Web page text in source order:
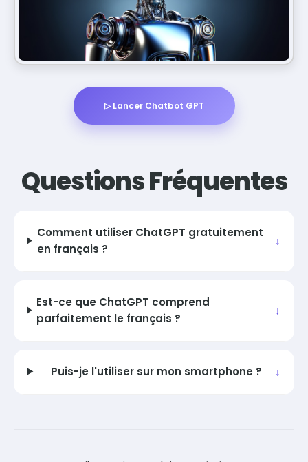
▷ Lancer Chatbot GPT
Questions Fréquentes
Comment utiliser ChatGPT gratuitement
en français ?
Est-ce que ChatGPT comprend
parfaitement le français ?
Puis-je l'utiliser sur mon smartphone ?